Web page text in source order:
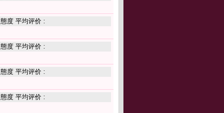
態度 平均评价 :
態度 平均评价 :
態度 平均评价 :
態度 平均评价 :